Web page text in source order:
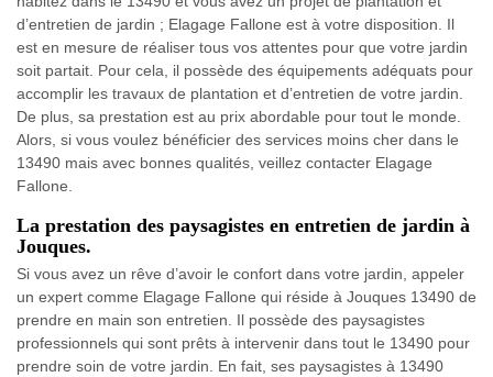
d’entretien de jardin ; Elagage Fallone est à votre disposition. Il
est en mesure de réaliser tous vos attentes pour que votre jardin
soit partait. Pour cela, il possède des équipements adéquats pour
accomplir les travaux de plantation et d’entretien de votre jardin.
De plus, sa prestation est au prix abordable pour tout le monde.
Alors, si vous voulez bénéficier des services moins cher dans le
13490 mais avec bonnes qualités, veillez contacter Elagage
Fallone.
La prestation des paysagistes en entretien de jardin à
Jouques.
Si vous avez un rêve d’avoir le confort dans votre jardin, appeler
un expert comme Elagage Fallone qui réside à Jouques 13490 de
prendre en main son entretien. Il possède des paysagistes
professionnels qui sont prêts à intervenir dans tout le 13490 pour
prendre soin de votre jardin. En fait, ses paysagistes à 13490